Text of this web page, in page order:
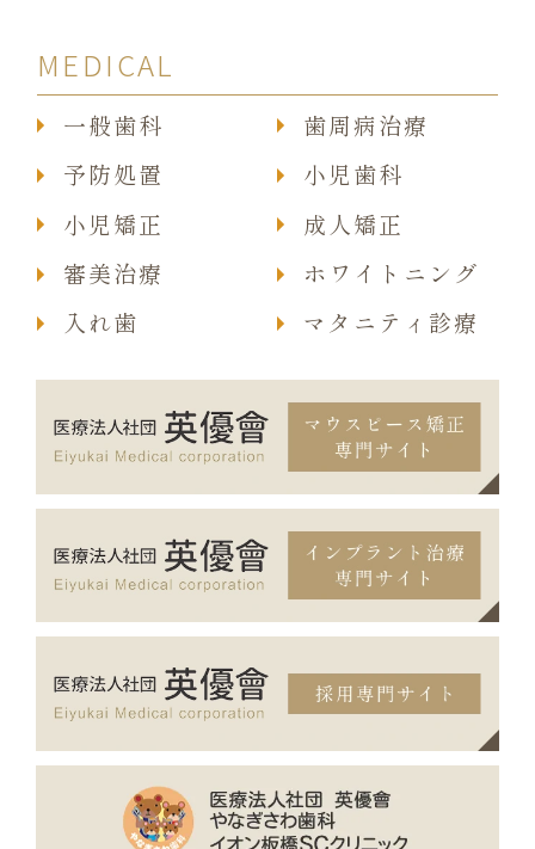
MEDICAL
一般歯科
成人矯正
歯周病治療
審美治療
予防処置
ホワイトニング
小児歯科
入れ歯
小児矯正
マタニティ診療